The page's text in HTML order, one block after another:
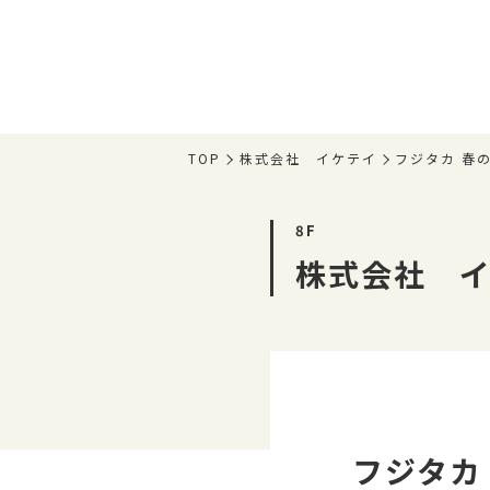
TOP 株式会社 イケテイ フジタカ 春
8F
株式会社
フジタ